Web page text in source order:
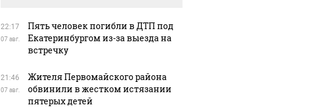
22:17
07 авг.
Пять человек погибли в ДТП под
Екатеринбургом из-за выезда на
встречку
21:46
07 авг.
Жителя Первомайского района
обвинили в жестком истязании
пятерых детей